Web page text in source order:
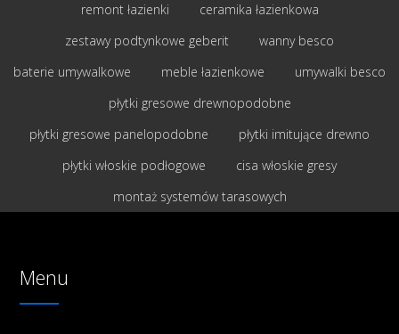
remont łazienki
ceramika łazienkowa
zestawy podtynkowe geberit
wanny besco
baterie umywalkowe
meble łazienkowe
umywalki besco
płytki gresowe drewnopodobne
płytki gresowe panelopodobne
płytki imitujące drewno
płytki włoskie podłogowe
cisa włoskie gresy
montaż systemów tarasowych
Menu